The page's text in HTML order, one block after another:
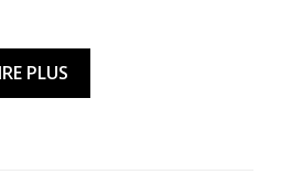
PLUS